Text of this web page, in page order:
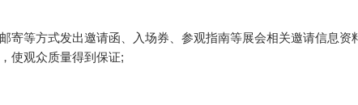
寄等方式发出邀请函、入场券、参观指南等展会相关邀请信息资
使观众质量得到保证;